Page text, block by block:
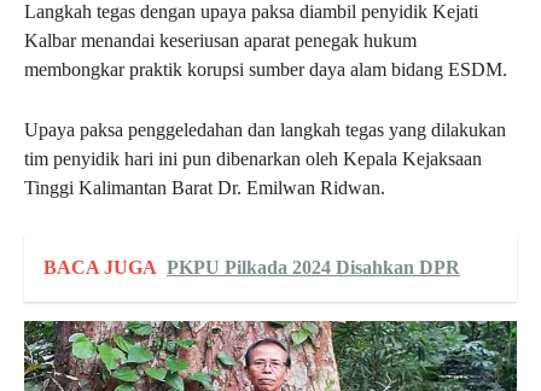
Langkah tegas dengan upaya paksa diambil penyidik Kejati
Kalbar menandai keseriusan aparat penegak hukum
membongkar praktik korupsi sumber daya alam bidang ESDM.
Upaya paksa penggeledahan dan langkah tegas yang dilakukan
tim penyidik hari ini pun dibenarkan oleh Kepala Kejaksaan
Tinggi Kalimantan Barat Dr. Emilwan Ridwan.
BACA JUGA PKPU Pilkada 2024 Disahkan DPR